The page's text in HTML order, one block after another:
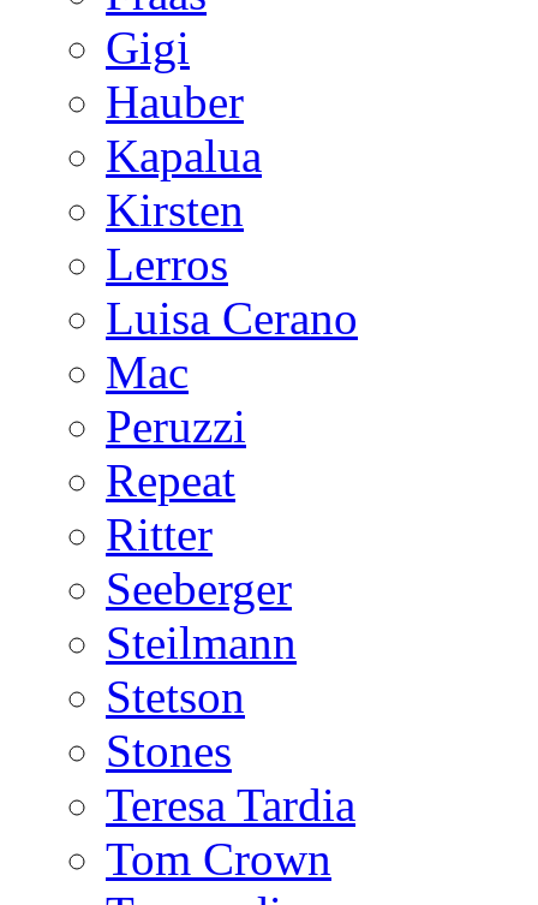
Gigi
Hauber
Kapalua
Kirsten
Lerros
Luisa Cerano
Mac
Peruzzi
Repeat
Ritter
Seeberger
Steilmann
Stetson
Stones
Teresa Tardia
Tom Crown